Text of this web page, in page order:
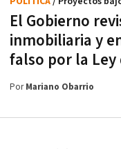
El Gobierno
inmobiliaria y
falso por la Ley
PorMariano Obarrio